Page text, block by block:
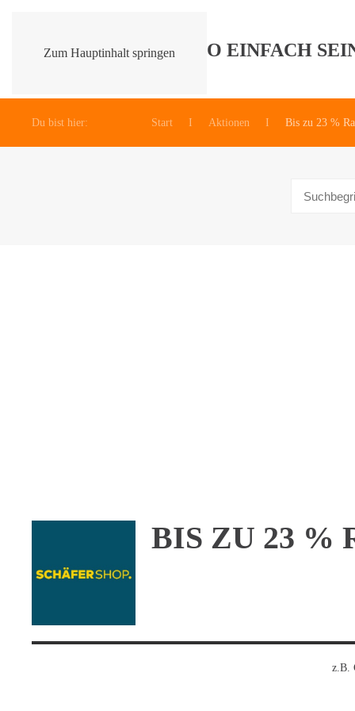
Zum Hauptinhalt springen
Du bist hier: Start Aktionen Bis zu 23 %
BIS ZU 23 %
z.B.